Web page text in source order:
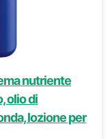
nutriente
olio di
lozione per